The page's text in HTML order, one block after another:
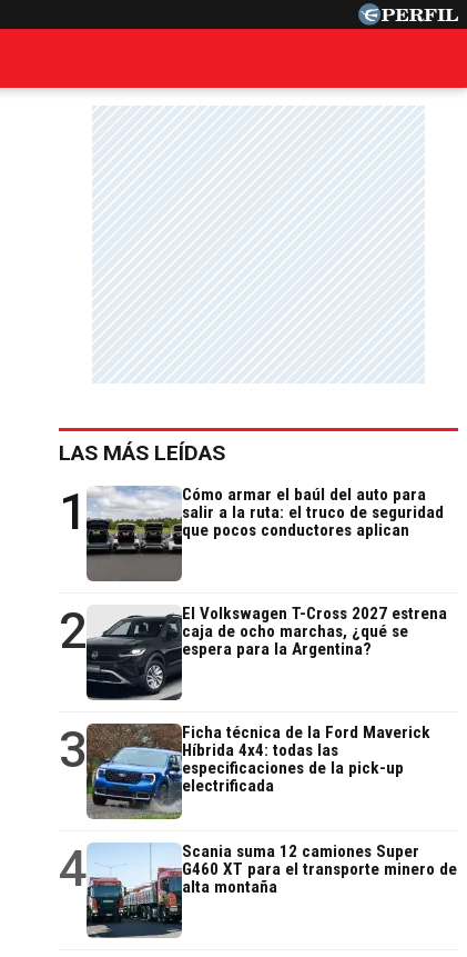
LAS MÁS LEÍDAS
1
Cómo armar el baúl del auto para
salir a la ruta: el truco de seguridad
que pocos conductores aplican
2
El Volkswagen T-Cross 2027 estrena
caja de ocho marchas, ¿qué se
espera para la Argentina?
3
Ficha técnica de la Ford Maverick
Híbrida 4x4: todas las
especificaciones de la pick-up
electrificada
4
Scania suma 12 camiones Super
G460 XT para el transporte minero de
alta montaña